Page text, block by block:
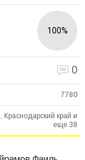
100%
0
7780
Краснодарский край и
еще 38